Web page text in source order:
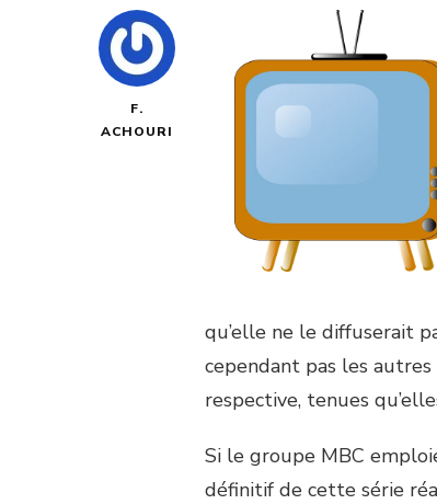
F.
ACHOURI
qu’elle ne le diffuserait
cependant pas les
respective, tenues
Si le groupe MBC
définitif de cette série